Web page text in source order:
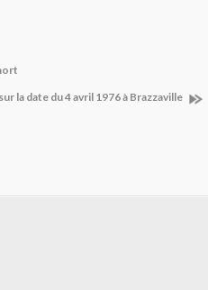
la date du 4 avril 1976 à Brazzaville